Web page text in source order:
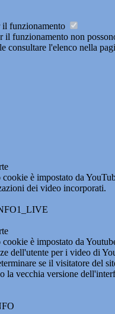
il funzionamento
il funzionamento non
consultare l'elenco nella
cookie è impostato da
dei video incorporati.
cookie è impostato da
dell'utente per i video di
se il visitatore del
la vecchia versione